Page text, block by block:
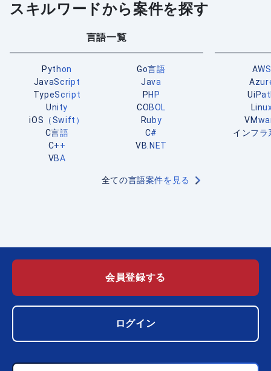
スキルワードから案件を探す
言語一覧
Python
Go言語
JavaScript
Java
TypeScript
PHP
Unity
COBOL
iOS（Swift）
Ruby
C言語
C#
C++
VB.NET
VBA
全ての言語案件を見る
AWS
インフラ
会員登録する
ログイン